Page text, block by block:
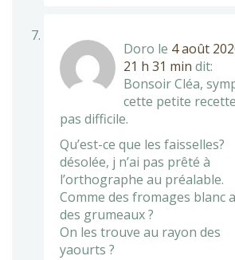
Doro le 4 août
21 h 31 min dit:
Bonsoir Cléa,
cette petite
pas difficile.
Qu’est-ce que les faisselles?
désolée, j n’ai pas prêté à
l’orthographe au préalable.
Comme des fromages blanc
des grumeaux ?
On les trouve au rayon des
yaourts ?